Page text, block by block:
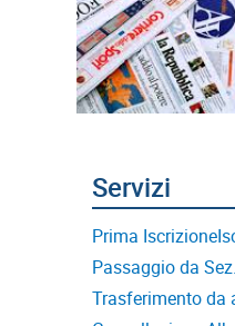
Prima Iscrizione
Passaggio da
Trasferimento da